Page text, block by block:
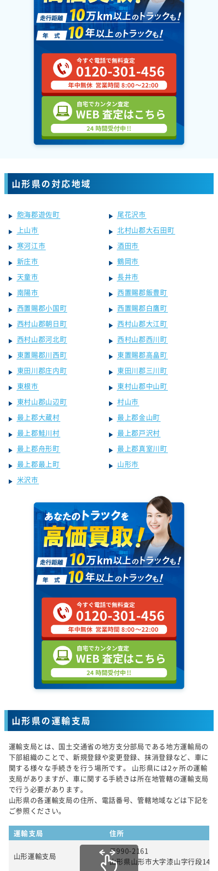
山形県の対応地域
飽海郡遊佐町
尾花沢市
上山市
北村山郡大石田町
寒河江市
酒田市
新庄市
鶴岡市
天童市
長井市
南陽市
西置賜郡飯豊町
西置賜郡小国町
西置賜郡白鷹町
西村山郡朝日町
西村山郡大江町
西村山郡河北町
西村山郡西川町
東置賜郡川西町
東置賜郡高畠町
東田川郡庄内町
東田川郡三川町
東根市
東村山郡中山町
東村山郡山辺町
村山市
最上郡大蔵村
最上郡金山町
最上郡鮭川村
最上郡戸沢村
最上郡舟形町
最上郡真室川町
最上郡最上町
山形市
米沢市
山形県の運輸支局
運輸支局とは、国土交通省の地方支分部局である地方運輸局の
下部組織のことで、新規登録や変更登録、抹消登録など、車に
関する様々な手続きを行う場所です。 山形県には2ヶ所の運輸
支局がありますが、車に関する手続きは所在地管轄の運輸支局
で行う必要があります。
山形県の各運輸支局の住所、電話番号、管轄地域などは下記を
ご参照ください。
運輸支局 住所
山形運輸支局
〒990-2161
山形県山形市大字漆山字行段